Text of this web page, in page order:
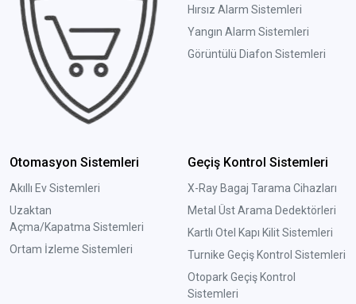
Hırsız Alarm Sistemleri
Yangın Alarm Sistemleri
Görüntülü Diafon Sistemleri
Otomasyon Sistemleri
Akıllı Ev Sistemleri
Uzaktan
Açma/Kapatma Sistemleri
Ortam İzleme Sistemleri
Geçiş Kontrol Sistemleri
X-Ray Bagaj Tarama Cihazları
Metal Üst Arama Dedektörleri
Kartlı Otel Kapı Kilit Sistemleri
Turnike Geçiş Kontrol Sistemleri
Otopark Geçiş Kontrol
Sistemleri